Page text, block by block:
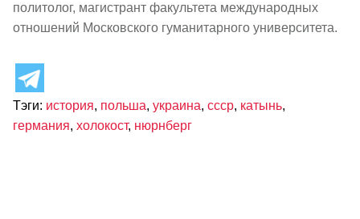
политолог, магистрант факультета международных
отношений Московского гуманитарного университета.
Тэги: история, польша, украина, ссср, катынь,
германия, холокост, нюрнберг